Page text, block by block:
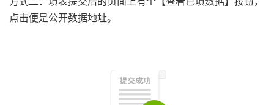
点击便是公开数据地址。